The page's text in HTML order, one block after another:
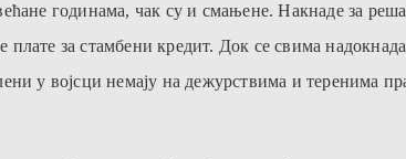
годинама, чак су и смањене. Накнаде за
плате за стамбени кредит. Док се свима
у војсци немају на дежурствима и теренима